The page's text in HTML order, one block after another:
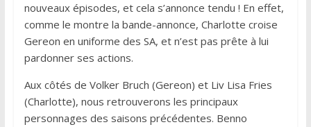
nouveaux épisodes, et cela s’annonce tendu ! En effet,
comme le montre la bande-annonce, Charlotte croise
Gereon en uniforme des SA, et n’est pas prête à lui
pardonner ses actions.
Aux côtés de Volker Bruch (Gereon) et Liv Lisa Fries
(Charlotte), nous retrouverons les principaux
personnages des saisons précédentes. Benno